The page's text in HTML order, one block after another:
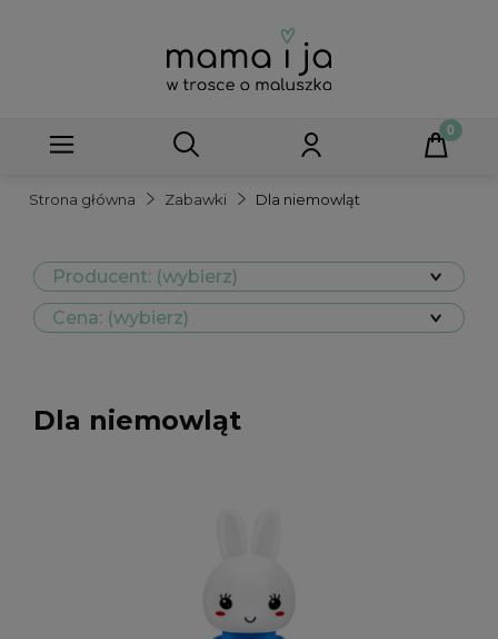
Strona główna Zabawki Dla niemowląt
Producent: (wybierz)
Cena: (wybierz)
Dla niemowląt